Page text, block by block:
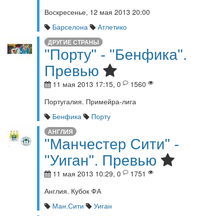
Воскресенье, 12 мая 2013 20:00
Барселона
Атлетико
ДРУГИЕ СТРАНЫ
"Порту" - "Бенфика".
Превью
11 мая 2013 17:15, 0
1560
Португалия. Примейра-лига
Бенфика
Порту
АНГЛИЯ
"Манчестер Сити" -
"Уиган". Превью
11 мая 2013 10:29, 0
1751
Англия. Кубок ФА
Ман.Сити
Уиган